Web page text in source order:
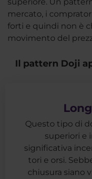
mercato, i
forti e quindi non è
movimento del
Il pattern Doji
Questo tipo di
superiori e
significativa
tori e orsi.
chiusura siano